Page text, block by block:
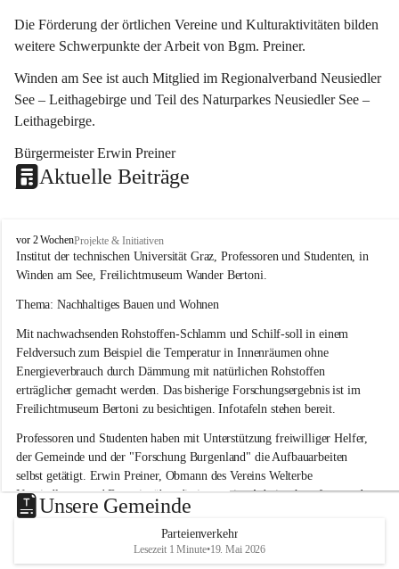
Die Förderung der örtlichen Vereine und Kulturaktivitäten bilden
weitere Schwerpunkte der Arbeit von Bgm. Preiner.
Winden am See ist auch Mitglied im Regionalverband Neusiedler
See – Leithagebirge und Teil des Naturparkes Neusiedler See –
Leithagebirge.
Bürgermeister Erwin Preiner
Aktuelle Beiträge
W
i
n
e
a
m
S
e
e
vor 2 WochenProjekte & Initiativen
Institut der technischen Universität Graz, Professoren und Studenten, in
Winden am See, Freilichtmuseum Wander Bertoni.
Thema: Nachhaltiges Bauen und Wohnen
Mit nachwachsenden Rohstoffen-Schlamm und Schilf-soll in einem
Feldversuch zum Beispiel die Temperatur in Innenräumen ohne
Energieverbrauch durch Dämmung mit natürlichen Rohstoffen
erträglicher gemacht werden. Das bisherige Forschungsergebnis ist im
Freilichtmuseum Bertoni zu besichtigen. Infotafeln stehen bereit.
Professoren und Studenten haben mit Unterstützung freiwilliger Helfer,
der Gemeinde und der "Forschung Burgenland" die Aufbauarbeiten
selbst getätigt. Erwin Preiner, Obmann des Vereins Welterbe
Neusiedlersee und Bgm. ist über die innovative Arbeit sehr erfreut und
hofft auf baldige praktische Anwendung der Forschungsergebnisse.
Gerade in Zeiten des Klimawandels ist jede technologische Innovation
wichtig!
Unsere Gemeinde
Parteienverkehr
Lesezeit 1 Minute•19. Mai 2026